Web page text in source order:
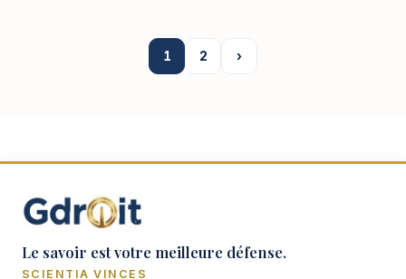
1 2 ›
Le savoir est votre meilleure défense.
SCIENTIA VINCES